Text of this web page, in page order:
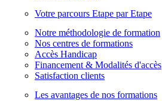
Votre parcours Etape par Etape
Notre méthodologie de formation
Nos centres de formations
Accès Handicap
Financement & Modalités d'accès
Satisfaction clients
Les avantages de nos formations